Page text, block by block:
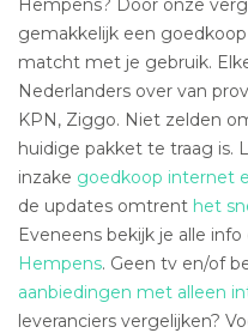
Hempens? Door onze
gemakkelijk een
matcht met je gebruik.
Nederlanders over van
KPN, Ziggo. Niet zelden
huidige pakket te traag is.
inzake goedkoop internet
de updates omtrent het
Eveneens bekijk je alle info
Hempens. Geen tv en/of
aanbiedingen met alleen
leveranciers vergelijken?